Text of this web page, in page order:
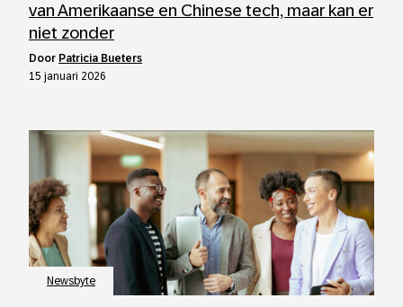
van Amerikaanse en Chinese tech, maar kan er
niet zonder
door Patricia Bueters
15 januari 2026
Newsbyte